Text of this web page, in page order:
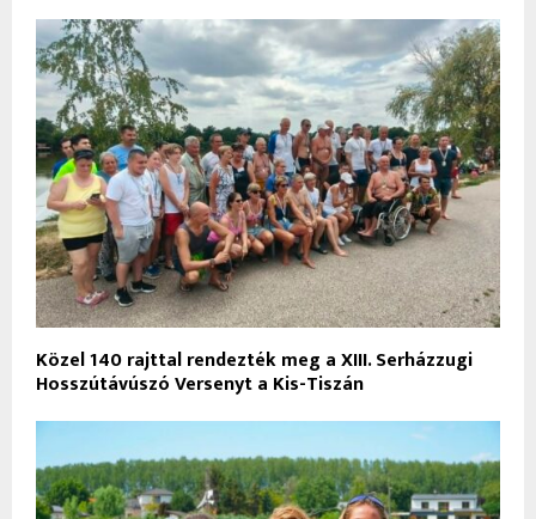
Közel 140 rajttal rendezték meg a XIII. Serházzugi
Hosszútávúszó Versenyt a Kis-Tiszán